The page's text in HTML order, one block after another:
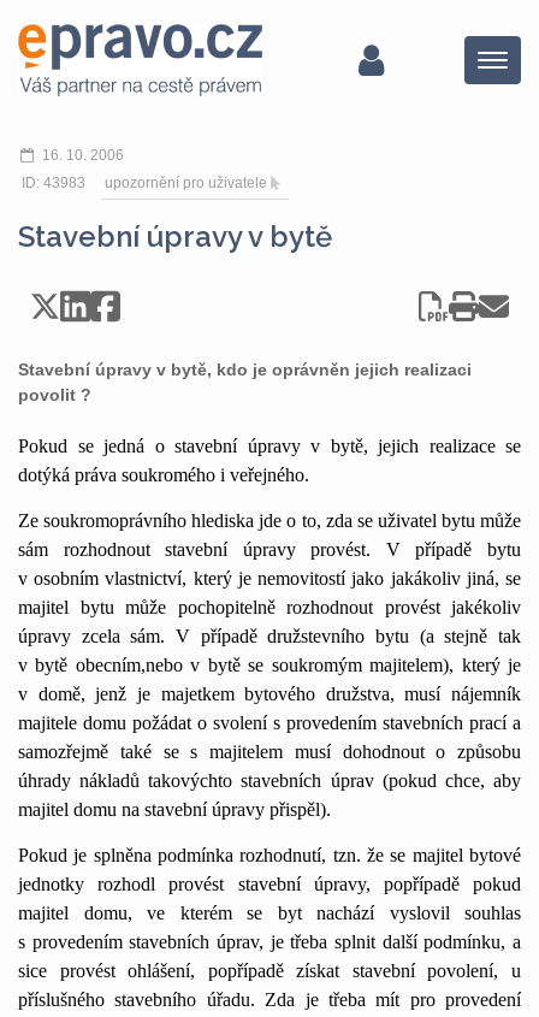
Menu
16. 10. 2006
ID: 43983
upozornění pro uživatele
Stavební úpravy v bytě
Stavební úpravy v bytě, kdo je oprávněn jejich realizaci
povolit ?
Pokud se jedná o stavební úpravy v bytě, jejich realizace se
dotýká práva soukromého i veřejného.
Ze soukromoprávního hlediska jde o to, zda se uživatel bytu může
sám rozhodnout stavební úpravy provést. V případě bytu
v osobním vlastnictví, který je nemovitostí jako jakákoliv jiná, se
majitel bytu může pochopitelně rozhodnout provést jakékoliv
úpravy zcela sám. V případě družstevního bytu (a stejně tak
v bytě obecním,nebo v bytě se soukromým majitelem), který je
v domě, jenž je majetkem bytového družstva, musí nájemník
majitele domu požádat o svolení s provedením stavebních prací a
samozřejmě také se s majitelem musí dohodnout o způsobu
úhrady nákladů takovýchto stavebních úprav (pokud chce, aby
majitel domu na stavební úpravy přispěl).
Pokud je splněna podmínka rozhodnutí, tzn. že se majitel bytové
jednotky rozhodl provést stavební úpravy, popřípadě pokud
majitel domu, ve kterém se byt nachází vyslovil souhlas
s provedením stavebních úprav, je třeba splnit další podmínku, a
sice provést ohlášení, popřípadě získat stavební povolení, u
příslušného stavebního úřadu. Zda je třeba mít pro provedení